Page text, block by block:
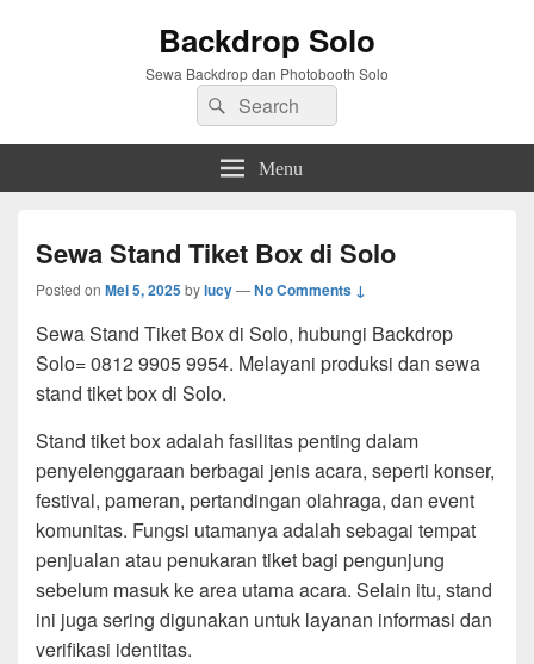
Backdrop Solo
Sewa Backdrop dan Photobooth Solo
Search
for:
Search
Menu
Sewa Stand Tiket Box di Solo
Posted on Mei 5, 2025bylucy—No Comments ↓
Sewa Stand Tiket Box di Solo, hubungi Backdrop
Solo= 0812 9905 9954. Melayani produksi dan sewa
stand tiket box di Solo.
Stand tiket box adalah fasilitas penting dalam
penyelenggaraan berbagai jenis acara, seperti konser,
festival, pameran, pertandingan olahraga, dan event
komunitas. Fungsi utamanya adalah sebagai tempat
penjualan atau penukaran tiket bagi pengunjung
sebelum masuk ke area utama acara. Selain itu, stand
ini juga sering digunakan untuk layanan informasi dan
verifikasi identitas.